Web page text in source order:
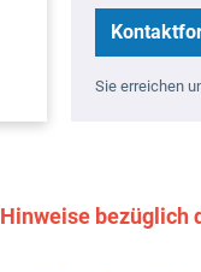
Sie erreichen
Hinweise bezüglich